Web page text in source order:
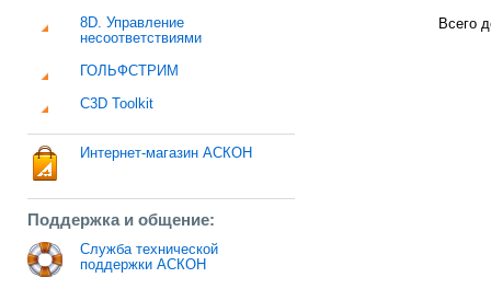
8D. Управление
несоответствиями
ГОЛЬФСТРИМ
C3D Toolkit
Интернет-магазин АСКОН
Поддержка и общение:
Служба технической
поддержки АСКОН
Всего